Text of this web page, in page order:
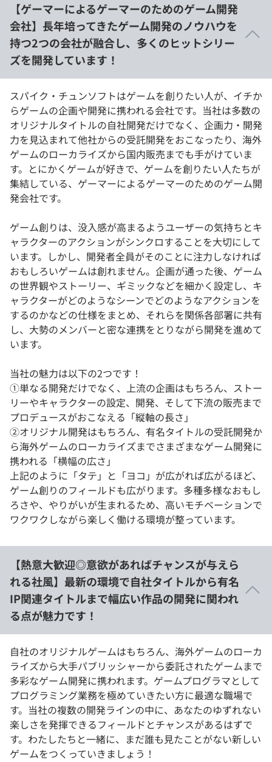
個人向けプラン
法人向けプラン
契約内容・クーポン
【ゲーマーによるゲーマーのためのゲーム開発
会社】長年培ってきたゲーム開発のノウハウを
持つ2つの会社が融合し、多くのヒットシリー
ズを開発しています！
スパイク・チュンソフトはゲームを創りたい人が、イチか
らゲームの企画や開発に携われる会社です。当社は多数の
オリジナルタイトルの自社開発だけでなく、企画力・開発
力を見込まれて他社からの受託開発をおこなったり、海外
ゲームのローカライズから国内販売までも手がけていま
す。とにかくゲームが好きで、ゲームを創りたい人たちが
集結している、ゲーマーによるゲーマーのためのゲーム開
発会社です。
ゲーム創りは、没入感が高まるようユーザーの気持ちとキ
ャラクターのアクションがシンクロすることを大切にして
います。しかし、開発者全員がそのことに注力しなければ
おもしろいゲームは創れません。企画が通った後、ゲーム
の世界観やストーリー、ギミックなどを細かく設定し、キ
ャラクターがどのようなシーンでどのようなアクションを
するのかなどの仕様をまとめ、それらを関係各部署に共有
し、大勢のメンバーと密な連携をとりながら開発を進めて
います。
当社の魅力は以下の2つです！
①単なる開発だけでなく、上流の企画はもちろん、ストー
リーやキャラクターの設定、開発、そして下流の販売まで
プロデュースがおこなえる「縦軸の長さ」
②オリジナル開発はもちろん、有名タイトルの受託開発か
ら海外ゲームのローカライズまでさまざまなゲーム開発に
携われる「横幅の広さ」
上記のように「タテ」と「ヨコ」が広がれば広がるほど、
ゲーム創りのフィールドも広がります。多種多様なおもし
ろさや、やりがいが生まれるため、高いモチベーションで
ワクワクしながら楽しく働ける環境が整っています。
【熱意大歓迎◎意欲があればチャンスが与えら
れる社風】最新の環境で自社タイトルから有名
IP関連タイトルまで幅広い作品の開発に関われ
る点が魅力です！
自社のオリジナルゲームはもちろん、海外ゲームのローカ
ライズから大手パブリッシャーから委託されたゲームまで
多彩なゲーム開発に携われます。ゲームプログラマとして
プログラミング業務を極めていきたい方に最適な職場で
す。当社の複数の開発ラインの中に、あなたのゆずれない
楽しさを発揮できるフィールドとチャンスがあるはずで
す。わたしたちと一緒に、まだ誰も見たことがない新しい
ゲームをつくっていきましょう！